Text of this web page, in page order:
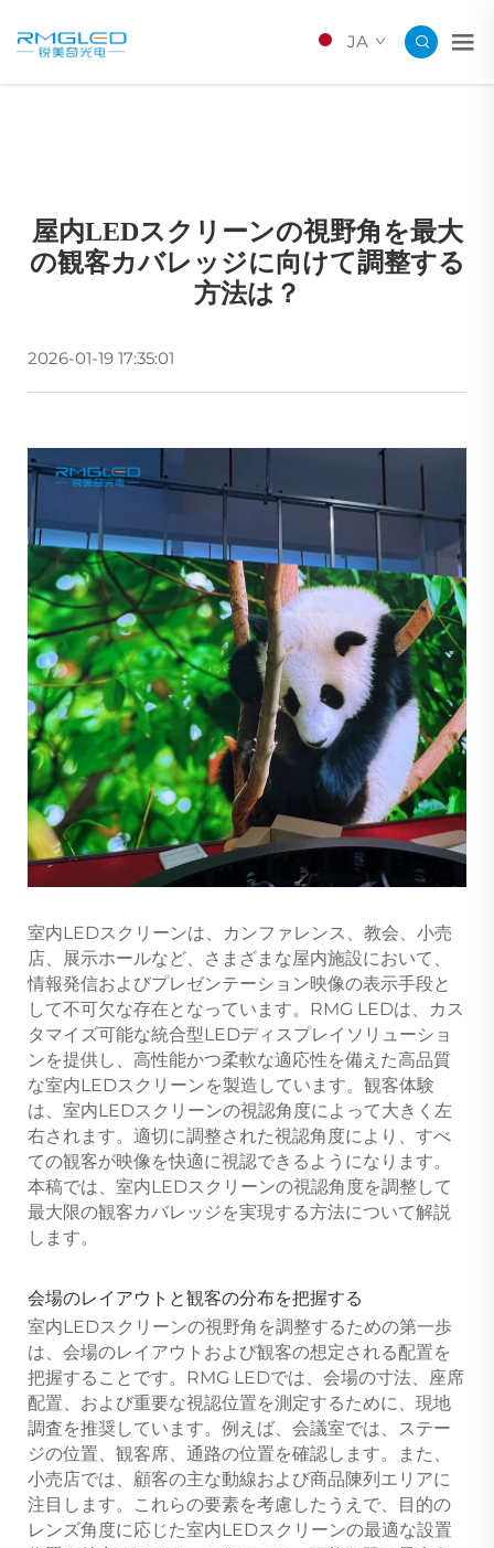
JA
屋内LEDスクリーンの視野角を最大
の観客カバレッジに向けて調整する
方法は？
2026-01-19 17:35:01
室内LEDスクリーンは、カンファレンス、教会、小売
店、展示ホールなど、さまざまな屋内施設において、
情報発信およびプレゼンテーション映像の表示手段と
して不可欠な存在となっています。RMG LEDは、カス
タマイズ可能な統合型LEDディスプレイソリューショ
ンを提供し、高性能かつ柔軟な適応性を備えた高品質
な室内LEDスクリーンを製造しています。観客体験
は、室内LEDスクリーンの視認角度によって大きく左
右されます。適切に調整された視認角度により、すべ
ての観客が映像を快適に視認できるようになります。
本稿では、室内LEDスクリーンの視認角度を調整して
最大限の観客カバレッジを実現する方法について解説
します。
会場のレイアウトと観客の分布を把握する
室内LEDスクリーンの視野角を調整するための第一歩
は、会場のレイアウトおよび観客の想定される配置を
把握することです。RMG LEDでは、会場の寸法、座席
配置、および重要な視認位置を測定するために、現地
調査を推奨しています。例えば、会議室では、ステー
ジの位置、観客席、通路の位置を確認します。また、
小売店では、顧客の主な動線および商品陳列エリアに
注目します。これらの要素を考慮したうえで、目的の
レンズ角度に応じた室内LEDスクリーンの最適な設置